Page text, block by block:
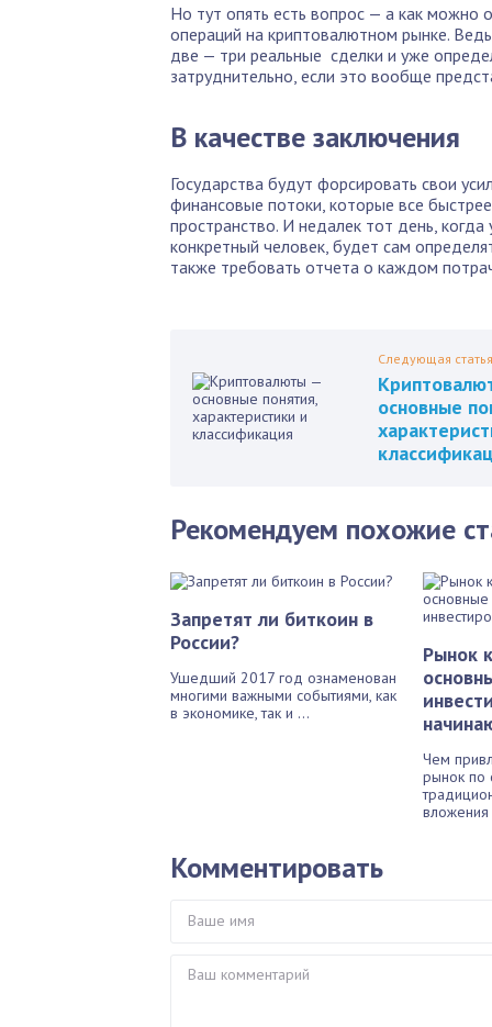
Но тут опять есть вопрос — а как можно
операций на криптовалютном рынке.
две — три реальные сделки и уже
затруднительно, если это вообще
В качестве заключения
Государства будут форсировать свои
финансовые потоки, которые все
пространство. И недалек тот день,
конкретный человек, будет сам
также требовать отчета о каждом
Следующая статья
основные
Рекомендуем похожие
Запретят ли биткоин в
России?
Ушедший 2017 год ознаменован
многими важными событиями, как
в экономике, так и ...
Рынок
Чем
рынок по
вложения
Комментировать